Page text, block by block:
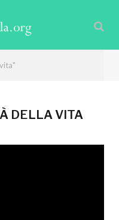
DELLA VITA